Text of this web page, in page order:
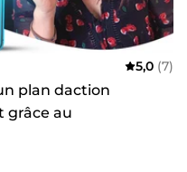
5,0 (7)
plan daction
grâce au